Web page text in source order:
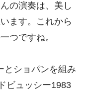
の演奏は、美し
ます。これから
つですね。
とショパンを組み
ビュッシー1983